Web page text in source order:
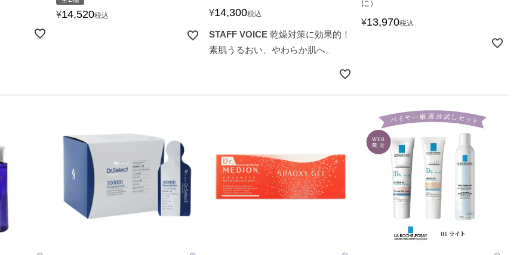
¥14,520税込 ¥14,300税込
STAFF VOICE乾燥対策に効果的！
素肌うるおい、やわらか肌へ。
に）
¥13,970税込